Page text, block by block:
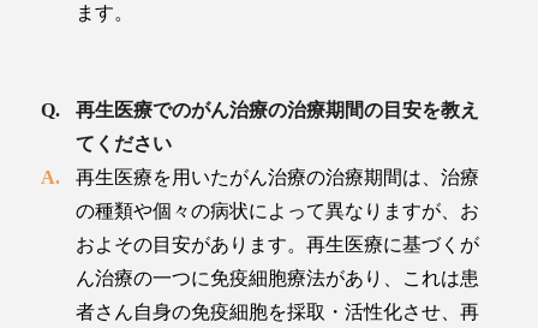
ます。
再生医療でのがん治療の治療期間の目安を教え
てください
再生医療を用いたがん治療の治療期間は、治療
の種類や個々の病状によって異なりますが、お
およその目安があります。再生医療に基づくが
ん治療の一つに免疫細胞療法があり、これは患
者さん自身の免疫細胞を採取・活性化させ、再